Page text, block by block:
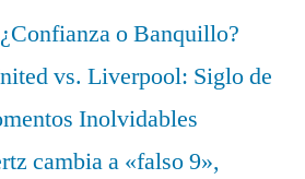
o Banquillo?
vs. Liverpool: Siglo de
Inolvidables
cambia a «falso 9»,